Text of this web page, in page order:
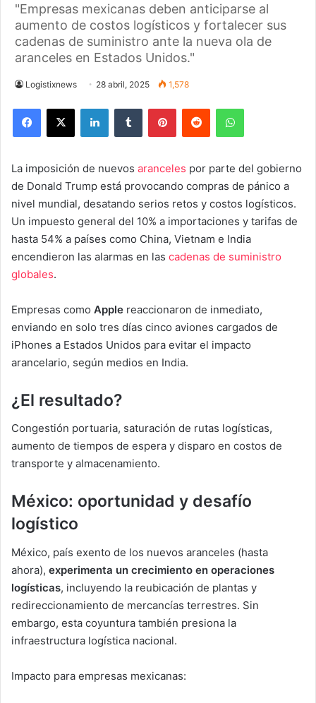
"Empresas mexicanas deben anticiparse al
aumento de costos logísticos y fortalecer sus
cadenas de suministro ante la nueva ola de
aranceles en Estados Unidos."
Logistixnews 28 abril, 2025 1,578
La imposición de nuevos aranceles por parte del gobierno
de Donald Trump está provocando compras de pánico a
nivel mundial, desatando serios retos y costos logísticos.
Un impuesto general del 10% a importaciones y tarifas de
hasta 54% a países como China, Vietnam e India
encendieron las alarmas en las cadenas de suministro
globales.
Empresas como Apple reaccionaron de inmediato,
enviando en solo tres días cinco aviones cargados de
iPhones a Estados Unidos para evitar el impacto
arancelario, según medios en India.
¿El resultado?
Congestión portuaria, saturación de rutas logísticas,
aumento de tiempos de espera y disparo en costos de
transporte y almacenamiento.
México: oportunidad y desafío
logístico
México, país exento de los nuevos aranceles (hasta
ahora), experimenta un crecimiento en operaciones
logísticas, incluyendo la reubicación de plantas y
redireccionamiento de mercancías terrestres. Sin
embargo, esta coyuntura también presiona la
infraestructura logística nacional.
Impacto para empresas mexicanas: